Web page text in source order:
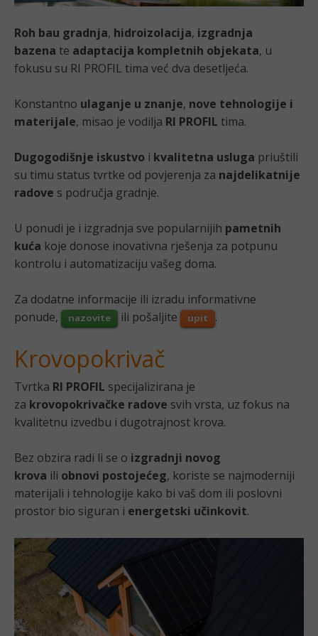
Roh bau gradnja, hidroizolacija, izgradnja
bazena te adaptacija kompletnih objekata, u
fokusu su RI PROFIL tima već dva desetljeća.
Konstantno ulaganje u znanje, nove tehnologije i
materijale, misao je vodilja RI PROFIL tima.
Dugogodišnje iskustvo i kvalitetna usluga priuštili
su timu status tvrtke od povjerenja za najdelikatnije
radove s područja gradnje.
U ponudi je i izgradnja sve popularnijih pametnih
kuća koje donose inovativna rješenja za potpunu
kontrolu i automatizaciju vašeg doma.
Za dodatne informacije ili izradu informativne
ponude,
nazovite ili pošaljite upit .
Krovopokrivač
Tvrtka RI PROFIL specijalizirana je
za krovopokrivačke radove svih vrsta, uz fokus na
kvalitetnu izvedbu i dugotrajnost krova.
Bez obzira radi li se o izgradnji novog
krova ili obnovi postojećeg, koriste se najmoderniji
materijali i tehnologije kako bi vaš dom ili poslovni
prostor bio siguran i energetski učinkovit.